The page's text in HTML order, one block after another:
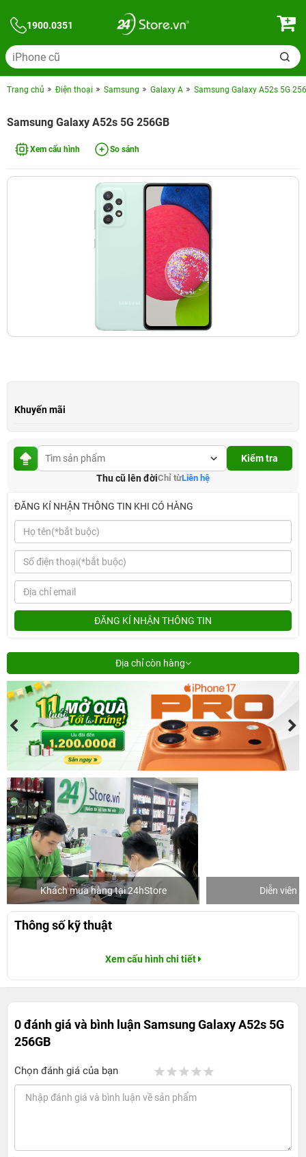
1900.0351
Trang chủ Điện thoại Samsung Galaxy A Samsung Galaxy A52s 5G
Samsung Galaxy A52s 5G 256GB
Xem cấu hình So sánh
Khuyến mãi
Kiểm tra
Thu cũ lên đờiChỉ từLiên hệ
ĐĂNG KÍ NHẬN THÔNG TIN KHI CÓ HÀNG
ĐĂNG KÍ NHẬN THÔNG TIN
Địa chỉ còn hàng
Khách mua hàng tại 24hStore Diễn viên
Thông số kỹ thuật
Xem cấu hình chi tiết
0 đánh giá và bình luậnSamsung Galaxy A52s 5G
256GB
Chọn đánh giá của bạn